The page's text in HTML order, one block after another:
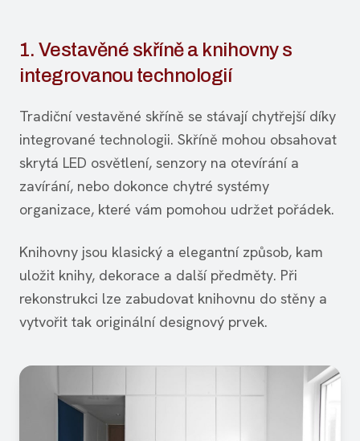
1. Vestavěné skříně a knihovny s
integrovanou technologií
Tradiční vestavěné skříně se stávají chytřejší díky
integrované technologii. Skříně mohou obsahovat
skrytá LED osvětlení, senzory na otevírání a
zavírání, nebo dokonce chytré systémy
organizace, které vám pomohou udržet pořádek.
Knihovny jsou klasický a elegantní způsob, kam
uložit knihy, dekorace a další předměty. Při
rekonstrukci lze zabudovat knihovnu do stěny a
vytvořit tak originální designový prvek.